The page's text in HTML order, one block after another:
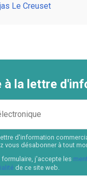
Le Creuset
à la lettre
d'information
vous désabonner à tout
j'accepte les
de ce site web.